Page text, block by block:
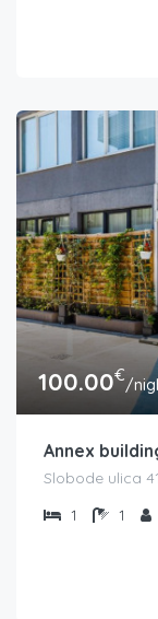
100.00€/
Annex
Slobode ulica
1
1